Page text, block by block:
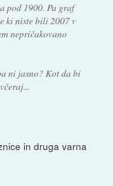
pod 1900. Pa graf
ki niste bili 2007 v
nepričakovano
ni jasno? Kot da bi
in druga varna